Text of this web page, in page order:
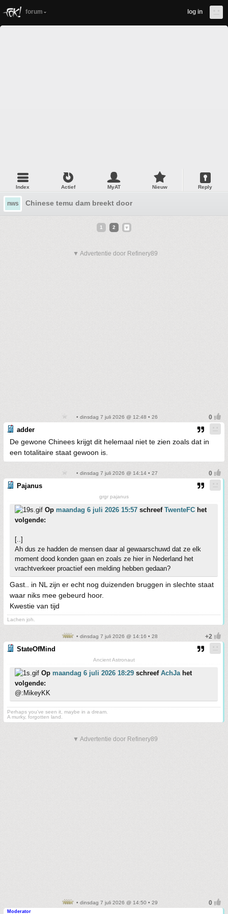
forum log in
Index Actief MyAT Nieuw Reply
nws Chinese temu dam breekt door
1 2
▼ Advertentie door Refinery89
• dinsdag 7 juli 2026 @ 12:48 • 26
adder
De gewone Chinees krijgt dit helemaal niet te zien zoals dat in
een totalitaire staat gewoon is.
• dinsdag 7 juli 2026 @ 14:14 • 27
Pajanus
grgr pajanus
Op maandag 6 juli 2026 15:57 schreef TwenteFC het
volgende:
[..]
Ah dus ze hadden de mensen daar al gewaarschuwd dat ze elk
moment dood konden gaan en zoals ze hier in Nederland het
vrachtverkeer proactief een melding hebben gedaan?
Gast.. in NL zijn er echt nog duizenden bruggen in slechte staat
waar niks mee gebeurd hoor.
Kwestie van tijd
Lachen joh.
• dinsdag 7 juli 2026 @ 14:16 • 28
StateOfMind
Ancient Astronaut
Op maandag 6 juli 2026 18:29 schreef AchJahet
volgende:
@:MikeyKK
Perhaps you've seen it, maybe in a dream.
A murky, forgotten land.
▼ Advertentie door Refinery89
• dinsdag 7 juli 2026 @ 14:50 • 29
Moderator